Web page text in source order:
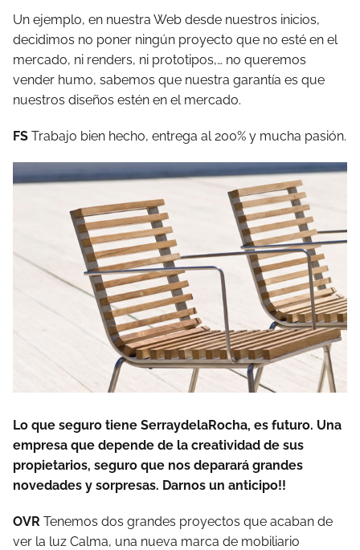
Un ejemplo, en nuestra Web desde nuestros inicios,
decidimos no poner ningún proyecto que no esté en el
mercado, ni renders, ni prototipos,… no queremos
vender humo, sabemos que nuestra garantía es que
nuestros diseños estén en el mercado.
FS Trabajo bien hecho, entrega al 200% y mucha pasión.
Lo que seguro tiene SerraydelaRocha, es futuro. Una
empresa que depende de la creatividad de sus
propietarios, seguro que nos deparará grandes
novedades y sorpresas. Darnos un anticipo!!
OVR Tenemos dos grandes proyectos que acaban de
ver la luz Calma, una nueva marca de mobiliario